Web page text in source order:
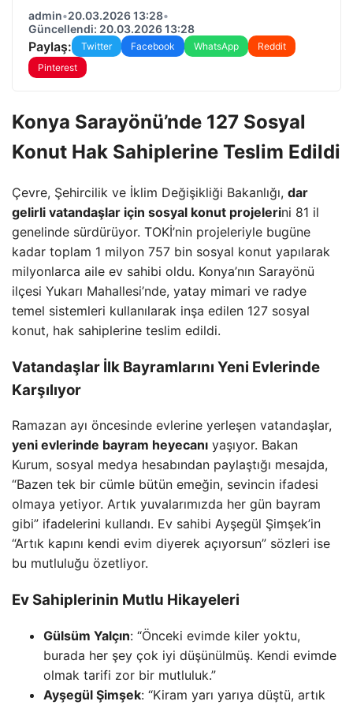
admin•20.03.2026 13:28•
Güncellendi: 20.03.2026 13:28
Paylaş: Twitter Facebook WhatsApp
Reddit
Pinterest
Konya Sarayönü’nde 127 Sosyal
Konut Hak Sahiplerine Teslim Edildi
Çevre, Şehircilik ve İklim Değişikliği Bakanlığı, dar
gelirli vatandaşlar için sosyal konut projelerini 81 il
genelinde sürdürüyor. TOKİ’nin projeleriyle bugüne
kadar toplam 1 milyon 757 bin sosyal konut yapılarak
milyonlarca aile ev sahibi oldu. Konya’nın Sarayönü
ilçesi Yukarı Mahallesi’nde, yatay mimari ve radye
temel sistemleri kullanılarak inşa edilen 127 sosyal
konut, hak sahiplerine teslim edildi.
Vatandaşlar İlk Bayramlarını Yeni Evlerinde
Karşılıyor
Ramazan ayı öncesinde evlerine yerleşen vatandaşlar,
yeni evlerinde bayram heyecanı yaşıyor. Bakan
Kurum, sosyal medya hesabından paylaştığı mesajda,
“Bazen tek bir cümle bütün emeğin, sevincin ifadesi
olmaya yetiyor. Artık yuvalarımızda her gün bayram
gibi” ifadelerini kullandı. Ev sahibi Ayşegül Şimşek’in
“Artık kapını kendi evim diyerek açıyorsun” sözleri ise
bu mutluluğu özetliyor.
Ev Sahiplerinin Mutlu Hikayeleri
Gülsüm Yalçın: “Önceki evimde kiler yoktu,
burada her şey çok iyi düşünülmüş. Kendi evimde
olmak tarifi zor bir mutluluk.”
Ayşegül Şimşek: “Kiram yarı yarıya düştü, artık